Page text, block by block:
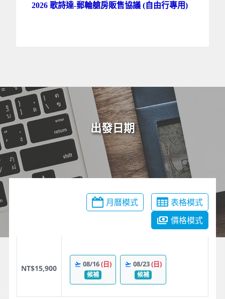
2026 歌詩達-郵輪艙房販售協議 (自由行專用)
出發日期
月曆模式
表格模式
價格模式
NT$15,900 08/16(日)
候補
08/23(日)
候補